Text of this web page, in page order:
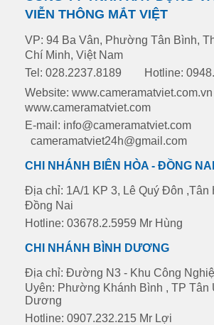
VIỄN THÔNG MẮT VIỆT
VP: 94 Ba Vân, Phường Tân Bình,
Chí Minh, Việt Nam
Tel: 028.2237.8189
Hotline:
Website: www.cameramatviet.com.vn
www.cameramatviet.com
E-mail: info@cameramatviet.com
cameramatviet24h@gmail.com
CHI NHÁNH BIÊN HÒA - ĐỒNG NAI
Địa chỉ: 1A/1 KP 3, Lê Quý Đôn ,Tân
Đồng Nai
Hotline: 03678.2.5959 Mr Hùng
CHI NHÁNH BÌNH DƯƠNG
Địa chỉ: Đường N3 - Khu Công
Uyên: Phường Khánh Bình , TP Tân
Dương
Hotline: 0907.232.215 Mr Lợi